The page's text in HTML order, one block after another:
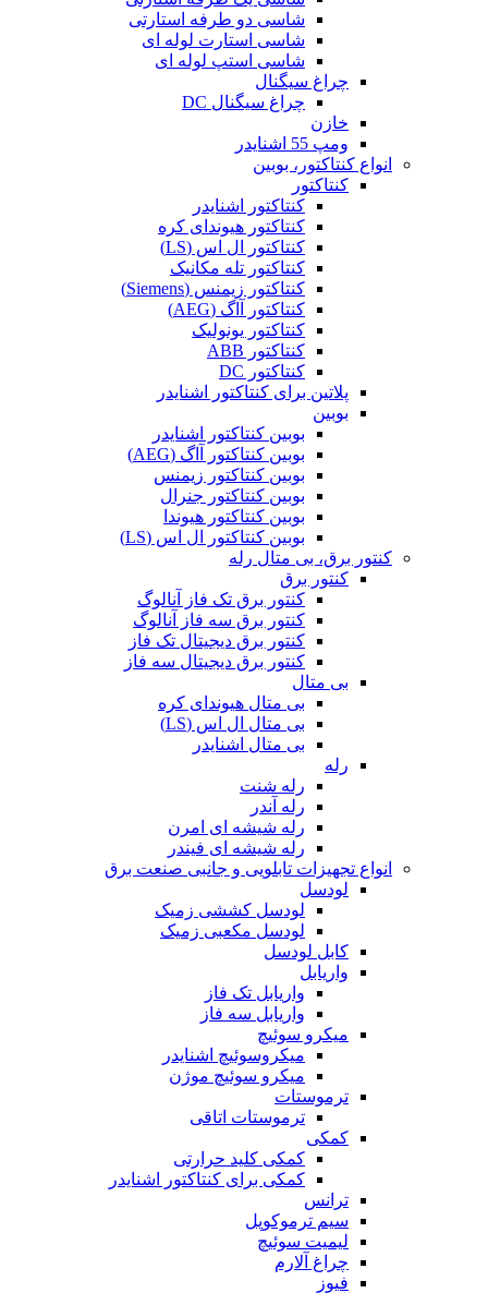
شاسی دو طرفه استارتی
شاسی استارت لوله ای
شاسی استپ لوله ای
چراغ سیگنال
چراغ سیگنال DC
خازن
ومپ 55 اشنایدر
انواع کنتاکتور، بوبین
کنتاکتور
کنتاکتور اشنایدر
کنتاکتور هیوندای کره
کنتاکتور ال اس (LS)
کنتاکتور تله مکانیک
کنتاکتور زیمنس (Siemens)
کنتاکتور آاگ (AEG)
کنتاکتور یونولیک
کنتاکتور ABB
کنتاکتور DC
پلاتین برای کنتاکتور اشنایدر
بوبین
بوبین کنتاکتور اشنایدر
بوبین کنتاکتور آاگ (AEG)
بوبین کنتاکتور زیمنس
بوبین کنتاکتور جنرال
بوبین کنتاکتور هیوندا
بوبین کنتاکتور ال اس (LS)
کنتور برق، بی متال رله
کنتور برق
کنتور برق تک فاز آنالوگ
کنتور برق سه فاز آنالوگ
کنتور برق دیجیتال تک فاز
کنتور برق دیجیتال سه فاز
بی متال
بی متال هیوندای کره
بی متال ال اس (LS)
بی متال اشنایدر
رله
رله شنت
رله آندر
رله شیشه ای امرن
رله شیشه ای فیندر
انواع تجهیزات تابلویی و جانبی صنعت برق
لودسل
لودسل کششی زمیک
لودسل مکعبی زمیک
کابل لودسل
واریابل
واریابل تک فاز
واریابل سه فاز
میکرو سوئیچ
میکروسوئیچ اشنایدر
میکرو سوئیچ موژن
ترموستات
ترموستات اتاقی
کمکی
کمکی کلید حرارتی
کمکی برای کنتاکتور اشنایدر
ترانس
سیم ترموکوپل
لیمیت سوئیچ
چراغ آلارم
فیوز